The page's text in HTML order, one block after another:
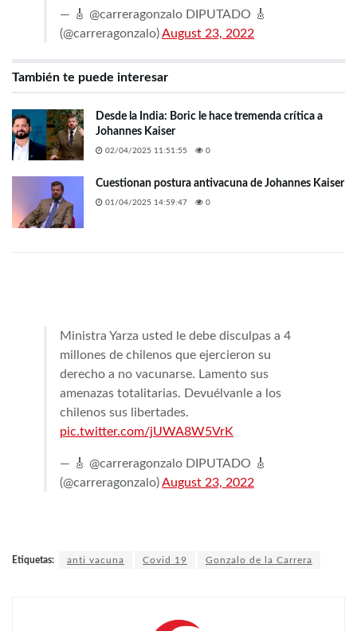
— 🎸 @carreragonzalo DIPUTADO 🎸
(@carreragonzalo)August 23, 2022
También te puede interesar
Desde la India: Boric le hace tremenda crítica a
Johannes Kaiser
02/04/2025 11:51:55 0
Cuestionan postura antivacuna de Johannes Kaiser
01/04/2025 14:59:47 0
Ministra Yarza usted le debe disculpas a 4
millones de chilenos que ejercieron su
derecho a no vacunarse. Lamento sus
amenazas totalitarias. Devuélvanle a los
chilenos sus libertades.
pic.twitter.com/jUWA8W5VrK
— 🎸 @carreragonzalo DIPUTADO 🎸
(@carreragonzalo)August 23, 2022
Etiquetas: anti vacuna Covid 19 Gonzalo de la Carrera